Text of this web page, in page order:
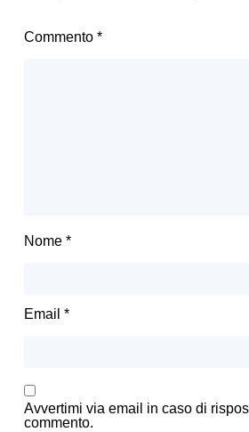
Commento *
Nome *
Email *
Avvertimi via email in caso di
commento.